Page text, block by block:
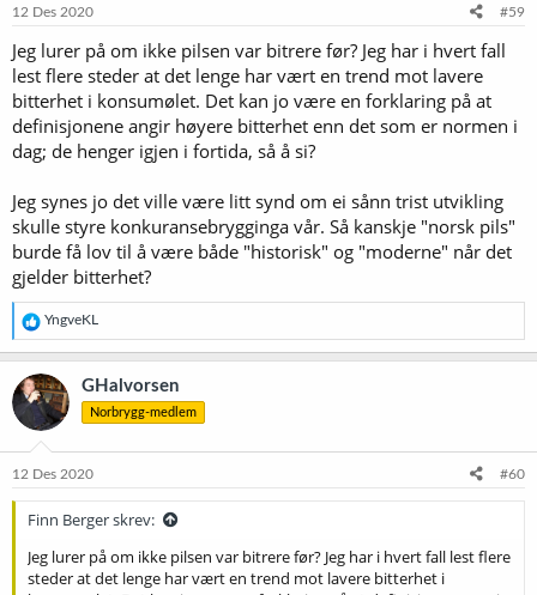
e
:
12 Des 2020 #59
Jeg lurer på om ikke pilsen var bitrere før? Jeg har i hvert fall
lest flere steder at det lenge har vært en trend mot lavere
bitterhet i konsumølet. Det kan jo være en forklaring på at
definisjonene angir høyere bitterhet enn det som er normen i
dag; de henger igjen i fortida, så å si?
Jeg synes jo det ville være litt synd om ei sånn trist utvikling
skulle styre konkuransebrygginga vår. Så kanskje "norsk pils"
burde få lov til å være både "historisk" og "moderne" når det
gjelder bitterhet?
R
e
a
k
s
o
e
YngveKL
GHalvorsen
Norbrygg-medlem
12 Des 2020 #60
Finn Berger skrev:
Jeg lurer på om ikke pilsen var bitrere før? Jeg har i hvert fall lest flere
steder at det lenge har vært en trend mot lavere bitterhet i